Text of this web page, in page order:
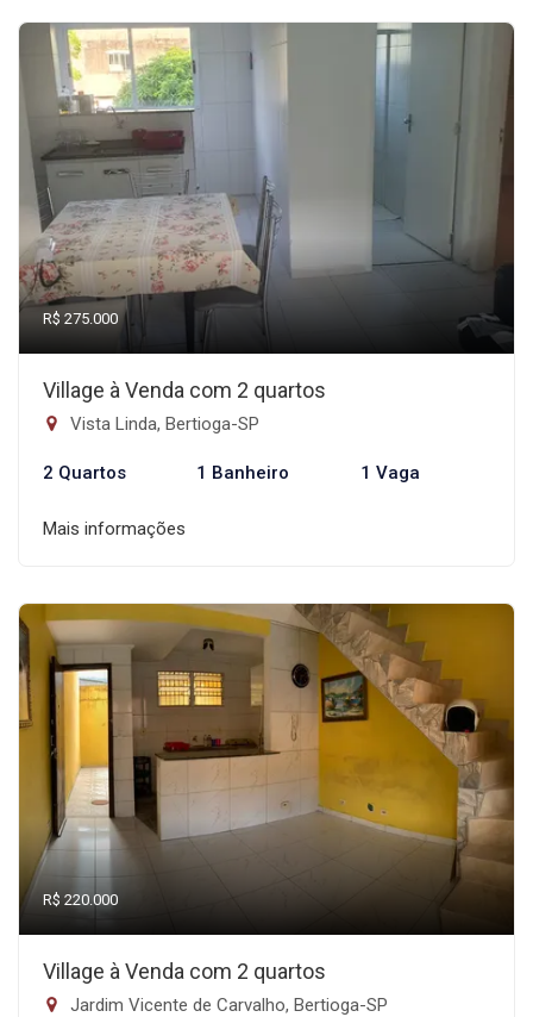
R$ 275.000
Village à Venda com 2 quartos
Vista Linda, Bertioga-SP
2 Quartos 1 Banheiro 1 Vaga
Mais informações
R$ 220.000
Village à Venda com 2 quartos
Jardim Vicente de Carvalho, Bertioga-SP